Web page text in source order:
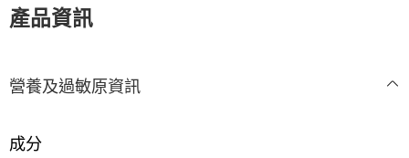
產品資訊
營養及過敏原資訊
成分